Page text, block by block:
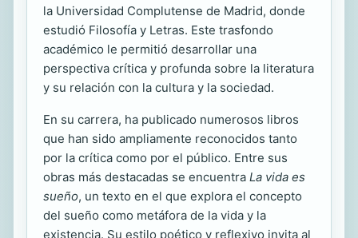
la Universidad Complutense de Madrid, donde
estudió Filosofía y Letras. Este trasfondo
académico le permitió desarrollar una
perspectiva crítica y profunda sobre la literatura
y su relación con la cultura y la sociedad.
En su carrera, ha publicado numerosos libros
que han sido ampliamente reconocidos tanto
por la crítica como por el público. Entre sus
obras más destacadas se encuentra La vida es
sueño, un texto en el que explora el concepto
del sueño como metáfora de la vida y la
existencia. Su estilo poético y reflexivo invita al